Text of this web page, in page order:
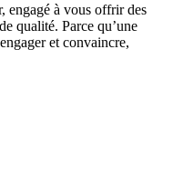
engagé à vous offrir des
qualité. Parce qu’une
et convaincre,